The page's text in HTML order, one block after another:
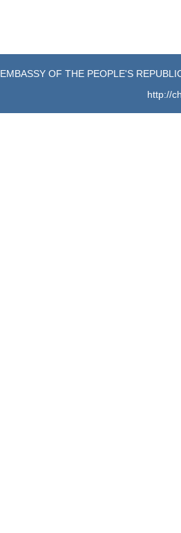
EMBASSY OF THE PEOPLE'S
http://